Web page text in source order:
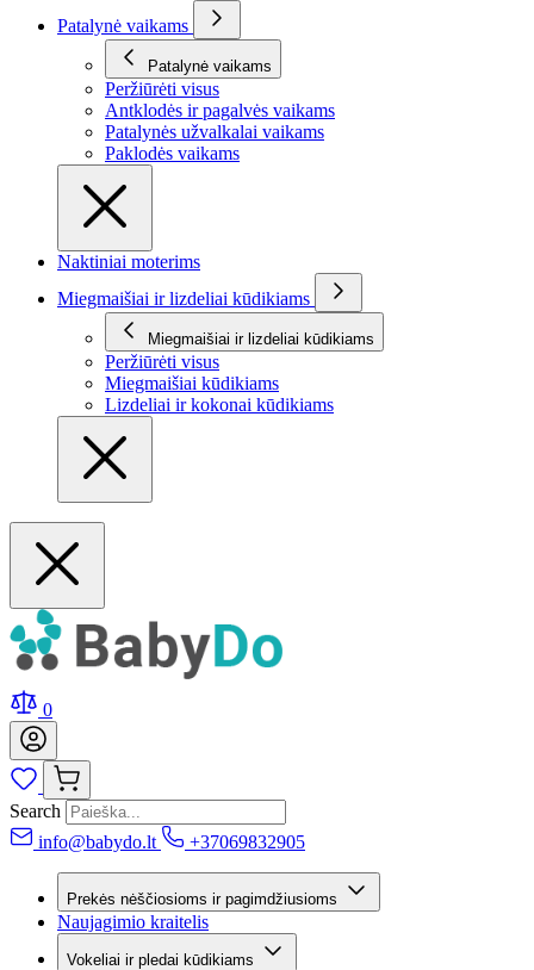
Patalynė vaikams
Patalynė vaikams
Peržiūrėti visus
Antklodės ir pagalvės vaikams
Patalynės užvalkalai vaikams
Paklodės vaikams
Naktiniai moterims
Miegmaišiai ir lizdeliai kūdikiams
Miegmaišiai ir lizdeliai kūdikiams
Peržiūrėti visus
Miegmaišiai kūdikiams
Lizdeliai ir kokonai kūdikiams
0
Search
info@babydo.lt
+37069832905
Prekės nėščiosioms ir pagimdžiusioms
Naujagimio kraitelis
Vokeliai ir pledai kūdikiams